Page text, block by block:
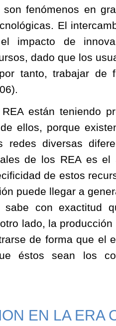
fenómenos en
El
impacto de
dado que los
tanto, trabajar de
están teniendo
ellos, porque
redes diversas
de los REA es
de estos
puede llegar a
con exactitud
lado, la
de forma que el
éstos sean los
EN LA ERA